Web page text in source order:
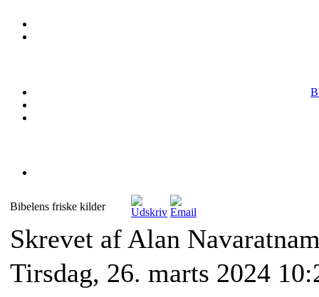
Bibelens friske kilder
Skrevet af Alan
Tirsdag, 26. marts 2024